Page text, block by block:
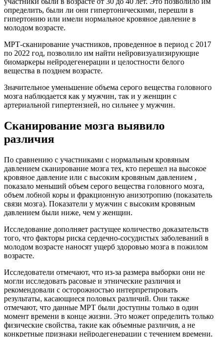
определить, были ли они гипертоническими, перешли в
гипертонию или имели нормальное кровяное давление в
молодом возрасте.
МРТ-сканирование участников, проведенное в период с 2017
по 2022 год, позволило им найти нейровизуализирующие
биомаркеры нейродегенерации и целостности белого
вещества в позднем возрасте.
Значительное уменьшение объема серого вещества головного
мозга наблюдается как у мужчин, так и у женщин с
артериальной гипертензией, но сильнее у мужчин.
Сканирование мозга выявило
различия
По сравнению с участниками с нормальным кровяным
давлением сканирование мозга тех, кто перешел на высокое
кровяное давление или с высоким кровяным давлением ,
показало меньший объем серого вещества головного мозга,
объем лобной коры и фракционную анизотропию (показатель
связи мозга). Показатели у мужчин с высоким кровяным
давлением были ниже, чем у женщин.
Исследование дополняет растущее количество доказательств
того, что факторы риска сердечно-сосудистых заболеваний в
молодом возрасте наносят ущерб здоровью мозга в пожилом
возрасте.
Исследователи отмечают, что из-за размера выборки они не
могли исследовать расовые и этнические различия и
рекомендовали с осторожностью интерпретировать
результаты, касающиеся половых различий. Они также
отмечают, что данные МРТ были доступны только в один
момент времени в конце жизни. Это может определить только
физические свойства, такие как объемные различия, а не
конкретные признаки нейродегенерации с течением времени.